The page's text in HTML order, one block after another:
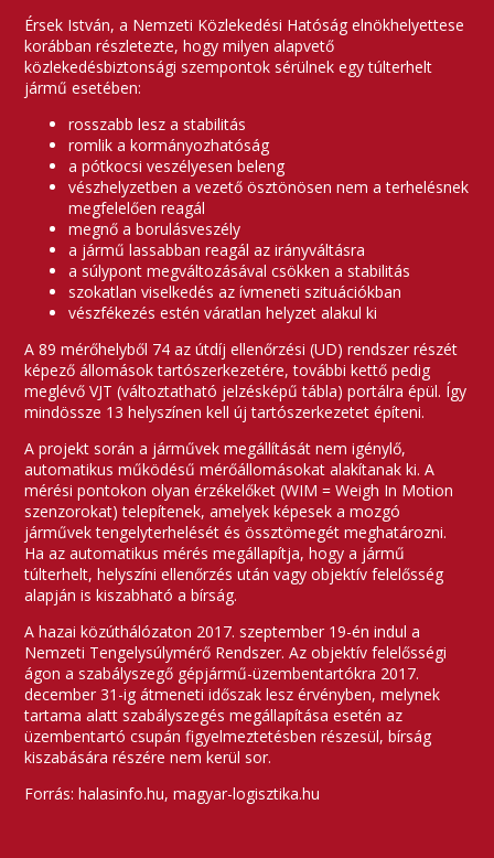
Érsek István, a Nemzeti Közlekedési Hatóság elnökhelyettese
korábban részletezte, hogy milyen alapvető
közlekedésbiztonsági szempontok sérülnek egy túlterhelt
jármű esetében:
rosszabb lesz a stabilitás
romlik a kormányozhatóság
a pótkocsi veszélyesen beleng
vészhelyzetben a vezető ösztönösen nem a terhelésnek
megfelelően reagál
megnő a borulásveszély
a jármű lassabban reagál az irányváltásra
a súlypont megváltozásával csökken a stabilitás
szokatlan viselkedés az ívmeneti szituációkban
vészfékezés estén váratlan helyzet alakul ki
A 89 mérőhelyből 74 az útdíj ellenőrzési (UD) rendszer részét
képező állomások tartószerkezetére, további kettő pedig
meglévő VJT (változtatható jelzésképű tábla) portálra épül. Így
mindössze 13 helyszínen kell új tartószerkezetet építeni.
A projekt során a járművek megállítását nem igénylő,
automatikus működésű mérőállomásokat alakítanak ki. A
mérési pontokon olyan érzékelőket (WIM = Weigh In Motion
szenzorokat) telepítenek, amelyek képesek a mozgó
járművek tengelyterhelését és össztömegét meghatározni.
Ha az automatikus mérés megállapítja, hogy a jármű
túlterhelt, helyszíni ellenőrzés után vagy objektív felelősség
alapján is kiszabható a bírság.
A hazai közúthálózaton 2017. szeptember 19-én indul a
Nemzeti Tengelysúlymérő Rendszer. Az objektív felelősségi
ágon a szabályszegő gépjármű-üzembentartókra 2017.
december 31-ig átmeneti időszak lesz érvényben, melynek
tartama alatt szabályszegés megállapítása esetén az
üzembentartó csupán figyelmeztetésben részesül, bírság
kiszabására részére nem kerül sor.
Forrás: halasinfo.hu, magyar-logisztika.hu